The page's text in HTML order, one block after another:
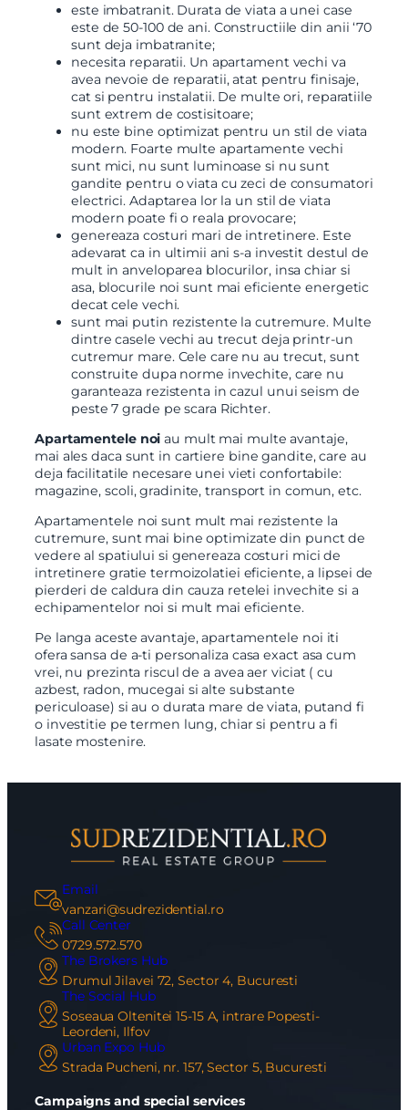
este imbatranit. Durata de viata a unei case
este de 50-100 de ani. Constructiile din anii ‘70
sunt deja imbatranite;
necesita reparatii. Un apartament vechi va
avea nevoie de reparatii, atat pentru finisaje,
cat si pentru instalatii. De multe ori, reparatiile
sunt extrem de costisitoare;
nu este bine optimizat pentru un stil de viata
modern. Foarte multe apartamente vechi
sunt mici, nu sunt luminoase si nu sunt
gandite pentru o viata cu zeci de consumatori
electrici. Adaptarea lor la un stil de viata
modern poate fi o reala provocare;
genereaza costuri mari de intretinere. Este
adevarat ca in ultimii ani s-a investit destul de
mult in anveloparea blocurilor, insa chiar si
asa, blocurile noi sunt mai eficiente energetic
decat cele vechi.
sunt mai putin rezistente la cutremure. Multe
dintre casele vechi au trecut deja printr-un
cutremur mare. Cele care nu au trecut, sunt
construite dupa norme invechite, care nu
garanteaza rezistenta in cazul unui seism de
peste 7 grade pe scara Richter.
Apartamentele noiau mult mai multe avantaje,
mai ales daca sunt in cartiere bine gandite, care au
deja facilitatile necesare unei vieti confortabile:
magazine, scoli, gradinite, transport in comun, etc.
Apartamentele noi sunt mult mai rezistente la
cutremure, sunt mai bine optimizate din punct de
vedere al spatiului si genereaza costuri mici de
intretinere gratie termoizolatiei eficiente, a lipsei de
pierderi de caldura din cauza retelei invechite si a
echipamentelor noi si mult mai eficiente.
Pe langa aceste avantaje, apartamentele noi iti
ofera sansa de a-ti personaliza casa exact asa cum
vrei, nu prezinta riscul de a avea aer viciat ( cu
azbest, radon, mucegai si alte substante
periculoase) si au o durata mare de viata, putand fi
o investitie pe termen lung, chiar si pentru a fi
lasate mostenire.
Email
vanzari@sudrezidential.ro
Call Center
0729.572.570
The Brokers Hub
Drumul Jilavei 72, Sector 4, Bucuresti
The Social Hub
Soseaua Oltenitei 15-15 A, intrare Popesti-
Leordeni, Ilfov
Urban Expo Hub
Strada Pucheni, nr. 157, Sector 5, Bucuresti
Campaigns and special services